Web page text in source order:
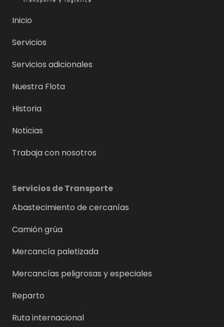
Inicio
Servicios
Servicios adicionales
Nuestra Flota
Historia
Noticias
Trabaja con nosotros
Servicios de Transporte
Abastecimiento de cercanías
Camión grúa
Mercancía paletizada
Mercancías peligrosas y especiales
Reparto
Ruta internacional